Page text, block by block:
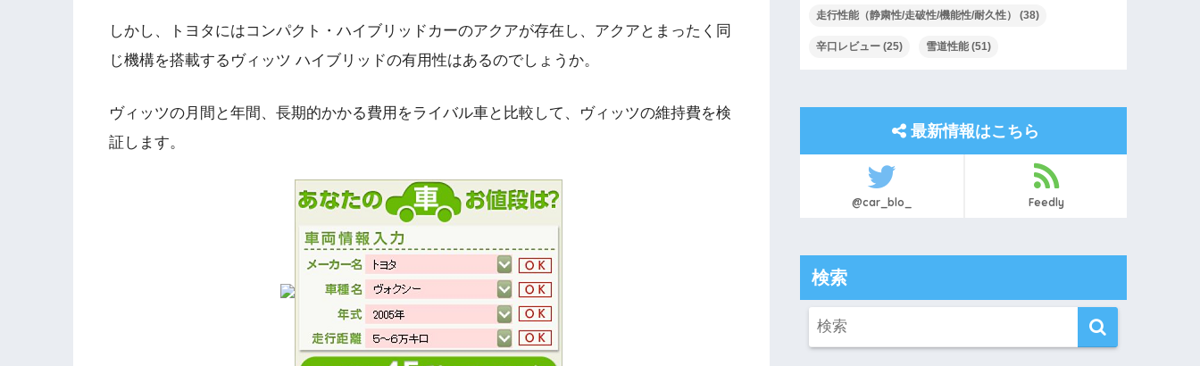
しかし、トヨタにはコンパクト・ハイブリッドカーのアクアが存在し、アクアとまったく同
じ機構を搭載するヴィッツ ハイブリッドの有用性はあるのでしょうか。
ヴィッツの月間と年間、長期的かかる費用をライバル車と比較して、ヴィッツの維持費を検
証します。
走行性能（静粛性/走破性/機能性/耐久性） (38)
辛口レビュー (25) 雪道性能 (51)
最新情報はこちら
@car_blo_ Feedly
検索